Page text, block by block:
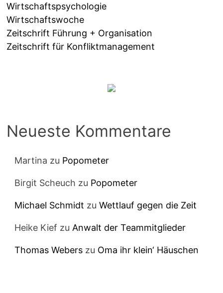
Wirtschaftspsychologie
Wirtschaftswoche
Zeitschrift Führung + Organisation
Zeitschrift für Konfliktmanagement
Neueste Kommentare
Martina zu Popometer
Birgit Scheuch zu Popometer
Michael Schmidt zuWettlauf gegen die Zeit
Heike Kief zuAnwalt der Teammitglieder
Thomas Webers zu Oma ihr klein‘ Häuschen